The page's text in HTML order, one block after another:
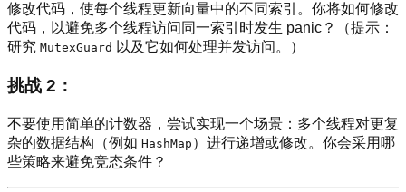
修改代码，使每个线程更新向量中的不同索引。你将如何修改
代码，以避免多个线程访问同一索引时发生 panic？（提示：
研究 MutexGuard 以及它如何处理并发访问。）
挑战 2：
不要使用简单的计数器，尝试实现一个场景：多个线程对更复
杂的数据结构（例如 HashMap ）进行递增或修改。你会采用哪
些策略来避免竞态条件？